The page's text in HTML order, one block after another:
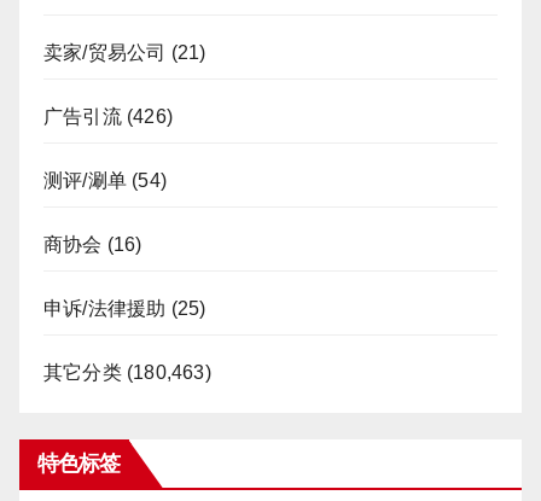
卖家/贸易公司 (21)
广告引流(426)
测评/涮单 (54)
商协会 (16)
申诉/法律援助 (25)
其它分类(180,463)
特色标签